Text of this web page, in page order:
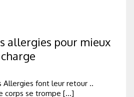
allergies pour mieux
Allergies font leur retour ..
corps se trompe […]